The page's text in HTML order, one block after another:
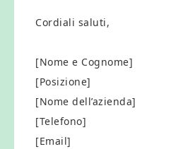
Cordiali saluti,
[Nome e Cognome]
[Posizione]
[Nome dell’azienda]
[Telefono]
[Email]